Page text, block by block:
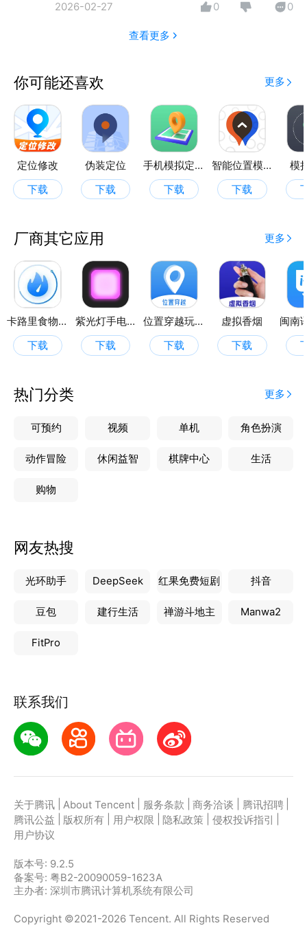
2026-02-27 0 0
查看更多
你可能还喜欢 更多
定位修改
下载
伪装定位
下载
手机模拟定位
下载
智能位置模拟
下载
模
厂商其它应用 更多
卡路里食物热量计算器软件
下载
紫光灯手电筒
下载
位置穿越玩家助手
下载
虚拟香烟
下载
热门分类 更多
可预约 视频 单机 角色扮演
动作冒险 休闲益智 棋牌中心 生活
购物
网友热搜
光环助手 DeepSeek 红果免费短剧 抖音
豆包 建行生活 禅游斗地主 Manwa2
FitPro
联系我们
关于腾讯 About Tencent 服务条款 商务洽谈 腾讯招聘
腾讯公益
版权所有 用户权限 隐私政策 侵权投诉指引
用户协议
版本号: 9.2.5
备案号: 粤B2-20090059-1623A
主办者: 深圳市腾讯计算机系统有限公司
Copyright ©2021-2026 Tencent. All Rights Reserved